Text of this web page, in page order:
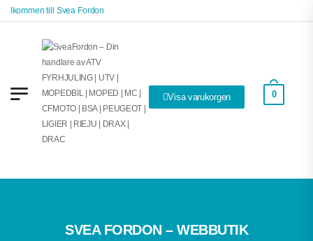
till Svea Fordon
Visa varukorgen 0
SVEA FORDON – WEBBUTIK